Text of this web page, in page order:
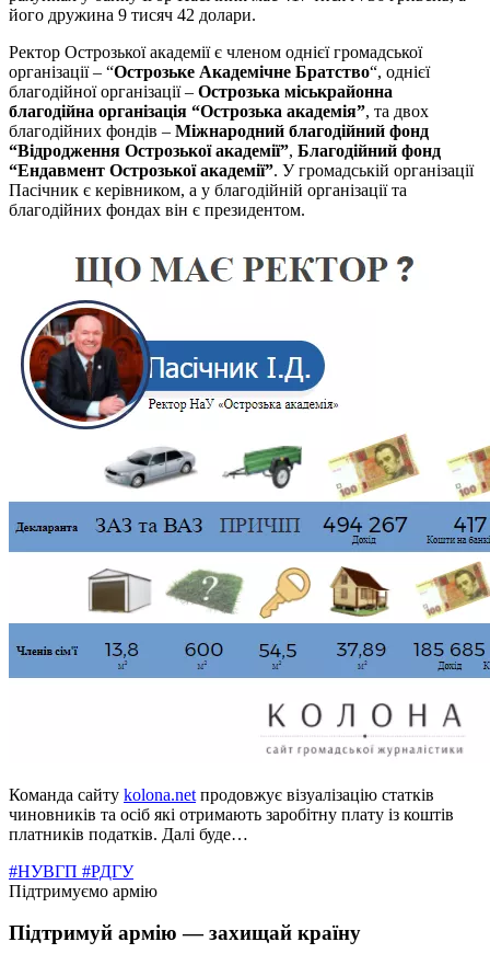
його дружина 9 тисяч 42 долари.
Ректор Острозької академії є членом однієї громадської
організації – “Острозьке Академічне Братство“, однієї
благодійної організації – Острозька міськрайонна
благодійна організація “Острозька академія”, та двох
благодійних фондів – Міжнародний благодійний фонд
“Відродження Острозької академії”, Благодійний фонд
“Ендавмент Острозької академії”. У громадській організації
Пасічник є керівником, а у благодійній організації та
благодійних фондах він є президентом.
Команда сайту kolona.net продовжує візуалізацію статків
чиновників та осіб які отримають заробітну плату із коштів
платників податків. Далі буде…
#НУВГП #РДГУ
Підтримуємо армію
Підтримуй армію — захищай країну